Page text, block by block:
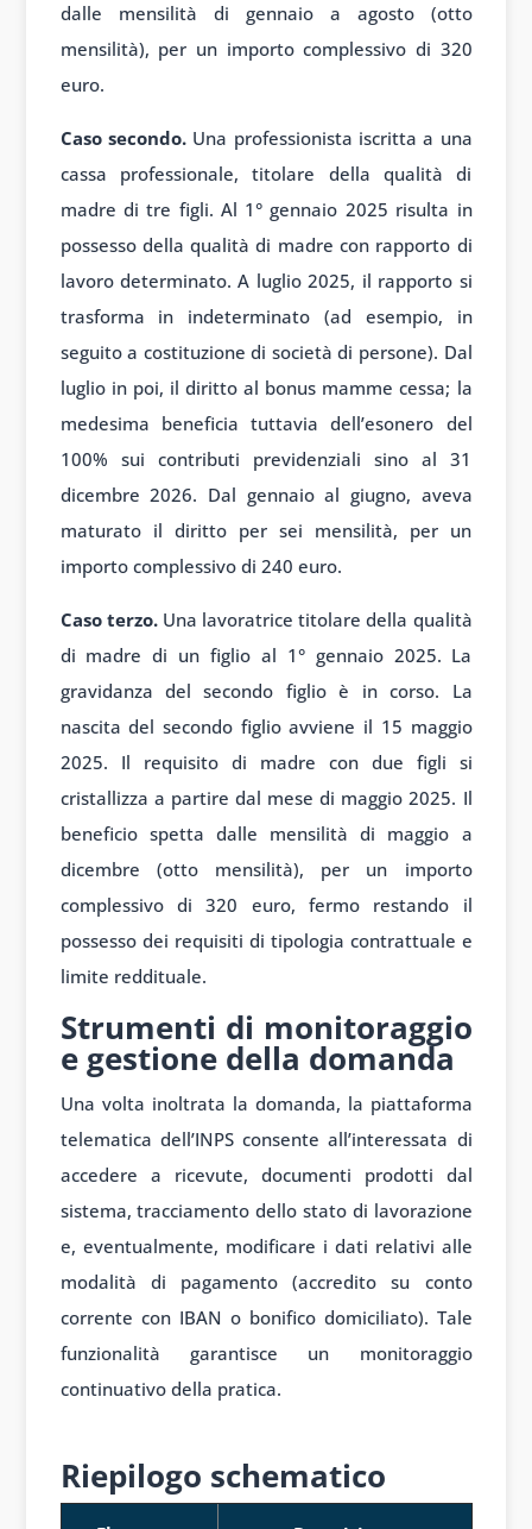
dalle mensilità di gennaio a agosto (otto
mensilità), per un importo complessivo di 320
euro.
Caso secondo.Una professionista iscritta a una
cassa professionale, titolare della qualità di
madre di tre figli. Al 1° gennaio 2025 risulta in
possesso della qualità di madre con rapporto di
lavoro determinato. A luglio 2025, il rapporto si
trasforma in indeterminato (ad esempio, in
seguito a costituzione di società di persone). Dal
luglio in poi, il diritto al bonus mamme cessa; la
medesima beneficia tuttavia dell’esonero del
100% sui contributi previdenziali sino al 31
dicembre 2026. Dal gennaio al giugno, aveva
maturato il diritto per sei mensilità, per un
importo complessivo di 240 euro.
Caso terzo.Una lavoratrice titolare della qualità
di madre di un figlio al 1° gennaio 2025. La
gravidanza del secondo figlio è in corso. La
nascita del secondo figlio avviene il 15 maggio
2025. Il requisito di madre con due figli si
cristallizza a partire dal mese di maggio 2025. Il
beneficio spetta dalle mensilità di maggio a
dicembre (otto mensilità), per un importo
complessivo di 320 euro, fermo restando il
possesso dei requisiti di tipologia contrattuale e
limite reddituale.
Strumenti di monitoraggio
e gestione della domanda
Una volta inoltrata la domanda, la piattaforma
telematica dell’INPS consente all’interessata di
accedere a ricevute, documenti prodotti dal
sistema, tracciamento dello stato di lavorazione
e, eventualmente, modificare i dati relativi alle
modalità di pagamento (accredito su conto
corrente con IBAN o bonifico domiciliato). Tale
funzionalità garantisce un monitoraggio
continuativo della pratica.
Riepilogo schematico